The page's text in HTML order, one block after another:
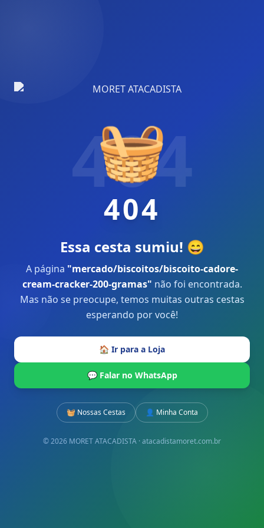
404
🧺
404
Essa cesta sumiu! 😄
A página "mercado/biscoitos/biscoito-cadore-
cream-cracker-200-gramas" não foi encontrada.
Mas não se preocupe, temos muitas outras cestas
esperando por você!
🏠 Ir para a Loja
💬 Falar no WhatsApp
🧺 Nossas Cestas 👤 Minha Conta
© 2026 MORET ATACADISTA · atacadistamoret.com.br